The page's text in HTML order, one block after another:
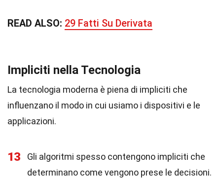
READ ALSO: 29 Fatti Su Derivata
Impliciti nella Tecnologia
La tecnologia moderna è piena di impliciti che
influenzano il modo in cui usiamo i dispositivi e le
applicazioni.
13
Gli algoritmi spesso contengono impliciti che
determinano come vengono prese le decisioni.